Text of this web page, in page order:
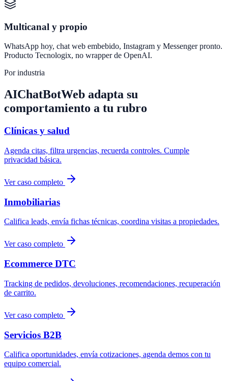
Multicanal y propio
WhatsApp hoy, chat web embebido, Instagram y Messenger pronto.
Producto Tecnologix, no wrapper de OpenAI.
Por industria
AIChatBotWeb adapta su
comportamiento a tu rubro
Clínicas y salud
Agenda citas, filtra urgencias, recuerda controles. Cumple
privacidad básica.
Ver caso completo
Inmobiliarias
Califica leads, envía fichas técnicas, coordina visitas a propiedades.
Ver caso completo
Ecommerce DTC
Tracking de pedidos, devoluciones, recomendaciones, recuperación
de carrito.
Ver caso completo
Servicios B2B
Califica oportunidades, envía cotizaciones, agenda demos con tu
equipo comercial.